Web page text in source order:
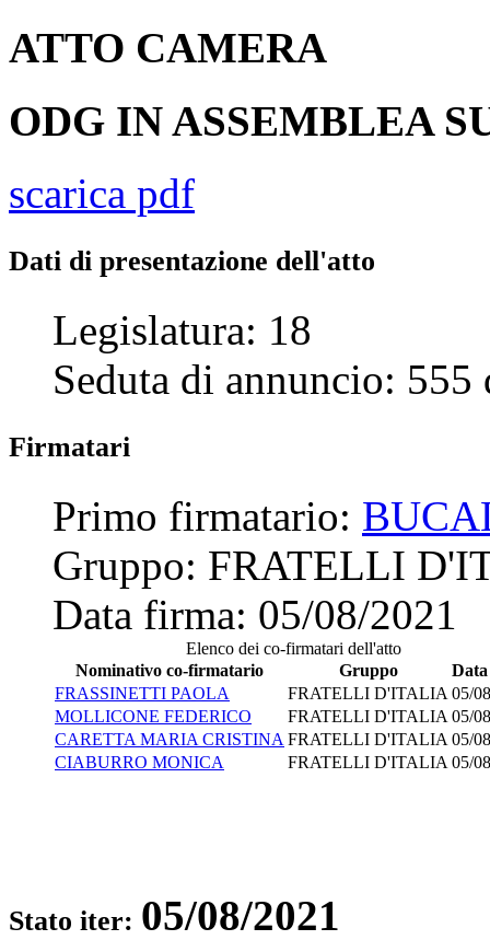
ATTO CAMERA
ODG IN ASSEMBLEA
scarica pdf
Dati di presentazione dell'atto
Legislatura: 18
Seduta di annuncio: 555
Firmatari
Primo firmatario:
Gruppo: FRATELLI
Data firma: 05/08/2021
Elenco dei co-firmatari dell'atto
Nominativo co-firmatario
Gruppo
FRASSINETTI PAOLA
FRATELLI D'ITALIA 05/
MOLLICONE FEDERICO
FRATELLI D'ITALIA 05/
CARETTA MARIA CRISTINA FRATELLI D'ITALIA 05/
CIABURRO MONICA
FRATELLI D'ITALIA 05/
Stato iter: 05/08/2021